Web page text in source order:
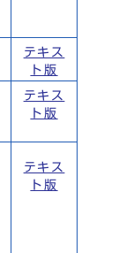
テキス
ト版
テキス
ト版
テキス
ト版